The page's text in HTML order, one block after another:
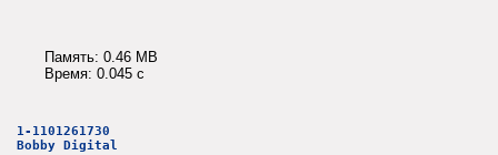
Память: 0.46 MB
Время: 0.045 c
1-1101261730
Bobby Digital